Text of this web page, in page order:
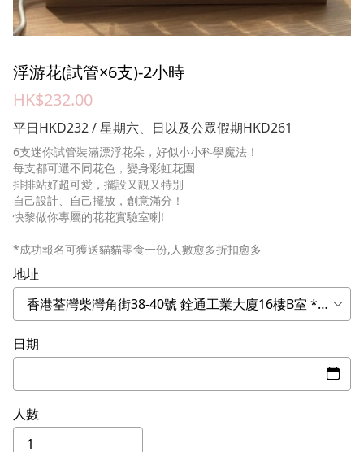
浮游花(試管×6支)-2小時
HK$232.00
平日HKD232 / 星期六、日以及公眾假期HKD261
6支迷你試管裝滿漂浮花朵，好似小小科學魔法！
每支都可選不同花色，變身彩虹花園
排排站好超可愛，擺設又靚又特別
自己設計、自己擺放，創意滿分！
快黎做你專屬的花花實驗室喇!
*成功報名可獲送貓貓零食一份,人數愈多折扣愈多
地址
日期
人數